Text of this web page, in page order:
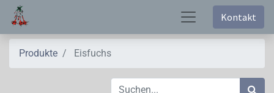
Kontakt
Produkte Eisfuchs